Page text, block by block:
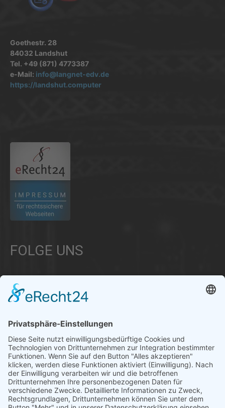
Goethestr. 28
84032 Landshut
Tel. +49 (871) 4773387
e-Mail: info@langnet-edv.de
https://landshut.computer
FOLGE UNS
Informationen aus Politik – Wirtschaft – Kultur – Umwelt –
Gesellschaft - Polizei und Feuerwehr – für die Region Bayern
Als regionales Unternehmen sind wir für Sie der direkte
Ansprechpartner, wenn es um die Online-Vermarktung Ihrer